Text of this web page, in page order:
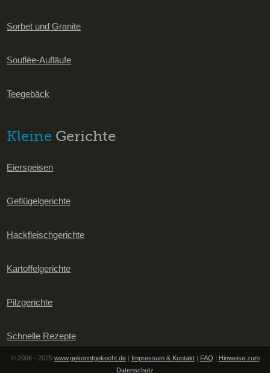
Sorbet und Granite
Souflèe-Aufläufe
Teegebäck
Kleine Gerichte
Eierspeisen
Geflügelgerichte
Hackfleischgerichte
Kartoffelgerichte
Pilzgerichte
Schnelle Rezepte
© 2006 - 2025 www.gekonntgekocht.de| Impressum & Kontakt| FAQ | Hinweise zum
Datenschutz